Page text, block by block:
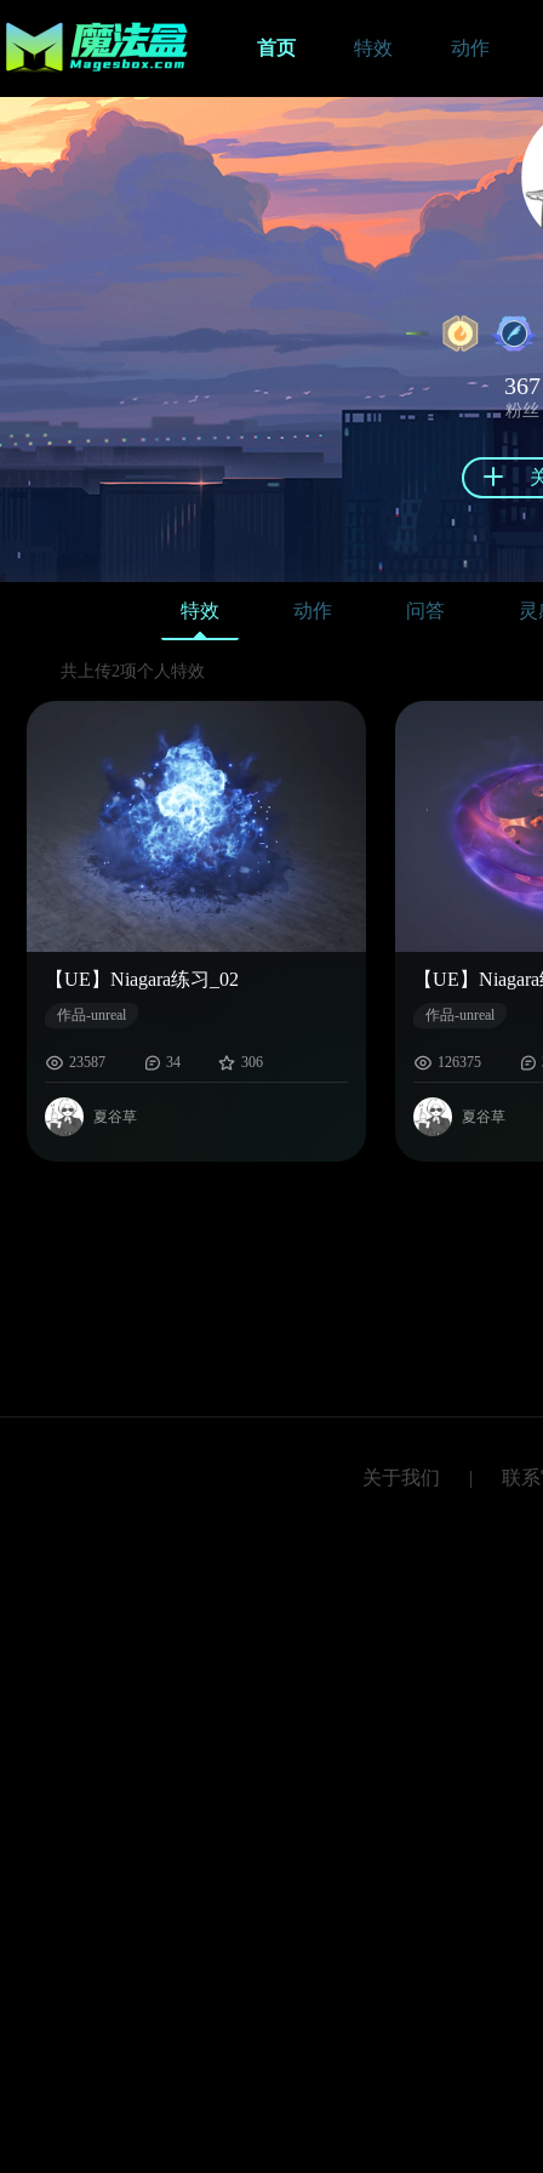
首页 特效 动作
367
粉丝
特效 动作 问答 灵
共上传2项个人特效
【UE】Niagara练习_02
作品-unreal
23587 34 306
夏谷草
【UE】
作品-unreal
126375
夏谷草
关于我们 | 联